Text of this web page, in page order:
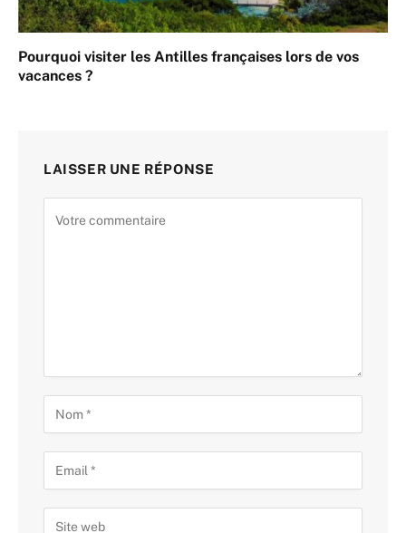
Pourquoi visiter les Antilles françaises lors de vos
vacances ?
LAISSER UNE RÉPONSE